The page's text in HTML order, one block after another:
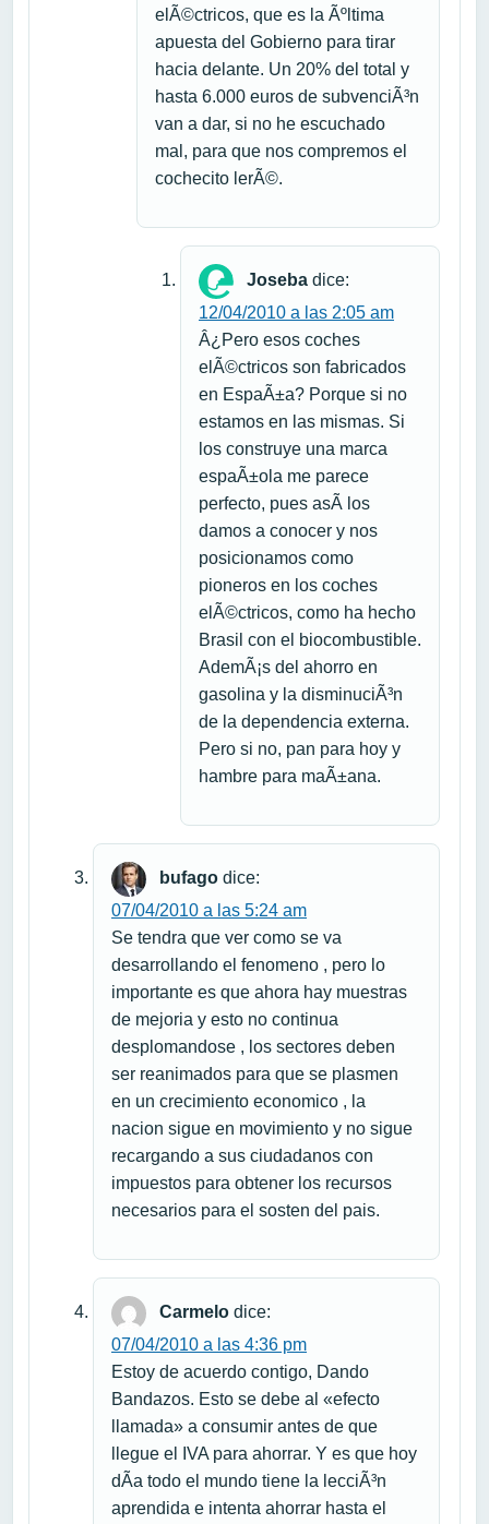
elÃ©ctricos, que es la Ãºltima
apuesta del Gobierno para tirar
hacia delante. Un 20% del total y
hasta 6.000 euros de subvenciÃ³n
van a dar, si no he escuchado
mal, para que nos compremos el
cochecito lerÃ©.
Joseba dice:
12/04/2010 a las 2:05 am
Â¿Pero esos coches
elÃ©ctricos son fabricados
en EspaÃ±a? Porque si no
estamos en las mismas. Si
los construye una marca
espaÃ±ola me parece
perfecto, pues asÃ­ los
damos a conocer y nos
posicionamos como
pioneros en los coches
elÃ©ctricos, como ha hecho
Brasil con el biocombustible.
AdemÃ¡s del ahorro en
gasolina y la disminuciÃ³n
de la dependencia externa.
Pero si no, pan para hoy y
hambre para maÃ±ana.
bufago dice:
07/04/2010 a las 5:24 am
Se tendra que ver como se va
desarrollando el fenomeno , pero lo
importante es que ahora hay muestras
de mejoria y esto no continua
desplomandose , los sectores deben
ser reanimados para que se plasmen
en un crecimiento economico , la
nacion sigue en movimiento y no sigue
recargando a sus ciudadanos con
impuestos para obtener los recursos
necesarios para el sosten del pais.
Carmelo dice:
07/04/2010 a las 4:36 pm
Estoy de acuerdo contigo, Dando
Bandazos. Esto se debe al «efecto
llamada» a consumir antes de que
llegue el IVA para ahorrar. Y es que hoy
dÃ­a todo el mundo tiene la lecciÃ³n
aprendida e intenta ahorrar hasta el